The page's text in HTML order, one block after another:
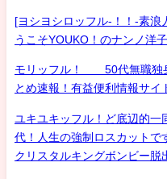
[ヨシヨシロッフル-！！-素浪
うこそYOUKO！のナンノ洋
モリッフル！ 50代無職独
とめ速報！有益便利情報サ
ユキユキッフル！ど底辺的
代！人生の強制ロスカットで
クリスタルキングボンビー脱